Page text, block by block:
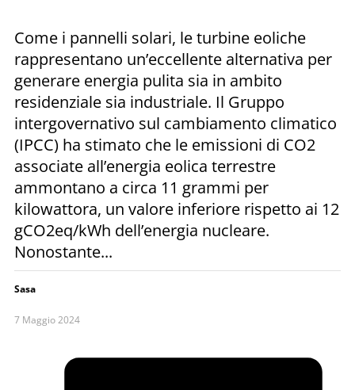
Come i pannelli solari, le turbine eoliche
rappresentano un’eccellente alternativa per
generare energia pulita sia in ambito
residenziale sia industriale. Il Gruppo
intergovernativo sul cambiamento climatico
(IPCC) ha stimato che le emissioni di CO2
associate all’energia eolica terrestre
ammontano a circa 11 grammi per
kilowattora, un valore inferiore rispetto ai 12
gCO2eq/kWh dell’energia nucleare.
Nonostante...
Sasa
7 Maggio 2024